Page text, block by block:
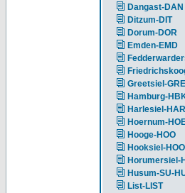
Dangast-DAN
Ditzum-DIT
Dorum-DOR
Emden-EMD
Greetsiel-GRE
Hamburg-
Harlesiel-HAR
Hoernum-
Hooge-HOO
Hooksiel-HOO
Horumersiel-
Husum-SU-
List-LIST